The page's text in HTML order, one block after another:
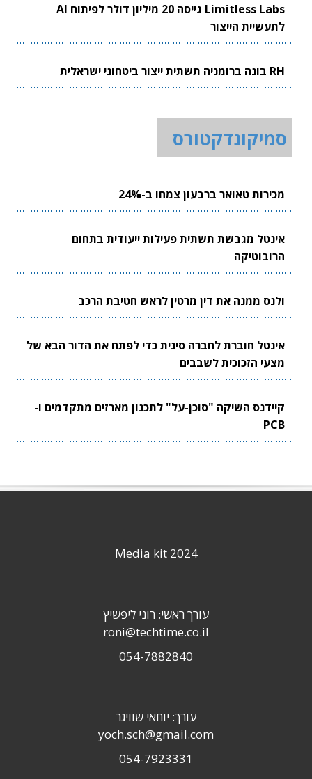
Limitless Labs גייסה 20 מיליון דולר לפיתוח AI
לתעשיית הייצור
RH בונה ברומניה תשתית ייצור ביטחוני ישראלית
סמיקונדקטורס
מכירות טאואר ברבעון צמחו ב-24%
אינטל מגבשת תשתית פעילות ייעודית בתחום
הרובוטיקה
ולנס ממנה את דין מרטין לראש חטיבת הרכב
אינטל חוברת לחברה סינית כדי לפתח את הדור הבא של
מצעי הזכוכית לשבבים
קיידנס השיקה "סוכן-על" לתכנון מארזים מתקדמים ו-
PCB
Media kit 2024
עורך ראשי: רוני ליפשיץ
roni@techtime.co.il
054-7882840
עורך: יוחאי שוויגר
yoch.sch@gmail.com
054-7923331